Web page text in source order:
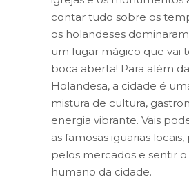
contar tudo sobre os
os holandeses
um lugar mágico que vai
boca aberta! Para além
Holandesa, a cidade é
mistura de cultura,
energia vibrante. Vais
as famosas iguarias locais,
pelos mercados e sentir
humano da cidade.